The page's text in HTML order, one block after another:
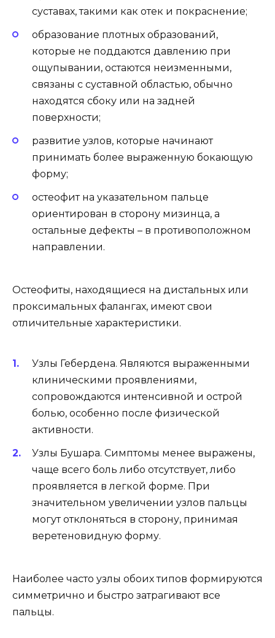
суставах, такими как отек и покраснение;
образование плотных образований,
которые не поддаются давлению при
ощупывании, остаются неизменными,
связаны с суставной областью, обычно
находятся сбоку или на задней
поверхности;
развитие узлов, которые начинают
принимать более выраженную бокающую
форму;
остеофит на указательном пальце
ориентирован в сторону мизинца, а
остальные дефекты – в противоположном
направлении.
Остеофиты, находящиеся на дистальных или
проксимальных фалангах, имеют свои
отличительные характеристики.
Узлы Гебердена. Являются выраженными
клиническими проявлениями,
сопровождаются интенсивной и острой
болью, особенно после физической
активности.
Узлы Бушара. Симптомы менее выражены,
чаще всего боль либо отсутствует, либо
проявляется в легкой форме. При
значительном увеличении узлов пальцы
могут отклоняться в сторону, принимая
веретеновидную форму.
Наиболее часто узлы обоих типов формируются
симметрично и быстро затрагивают все
пальцы.